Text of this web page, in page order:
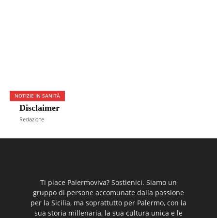
NOTIZIE IN SANITÀ
Disclaimer
Redazione
Ti piace Palermoviva? Sostienici. Siamo un
gruppo di persone accomunate dalla passione
per la Sicilia, ma soprattutto per Palermo, con la
sua storia millenaria, la sua cultura unica e le